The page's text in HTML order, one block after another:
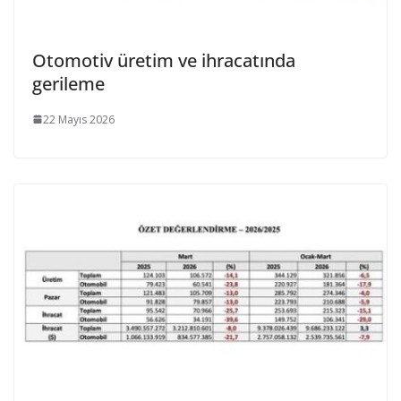
Otomotiv üretim ve ihracatında
gerileme
22 Mayıs 2026